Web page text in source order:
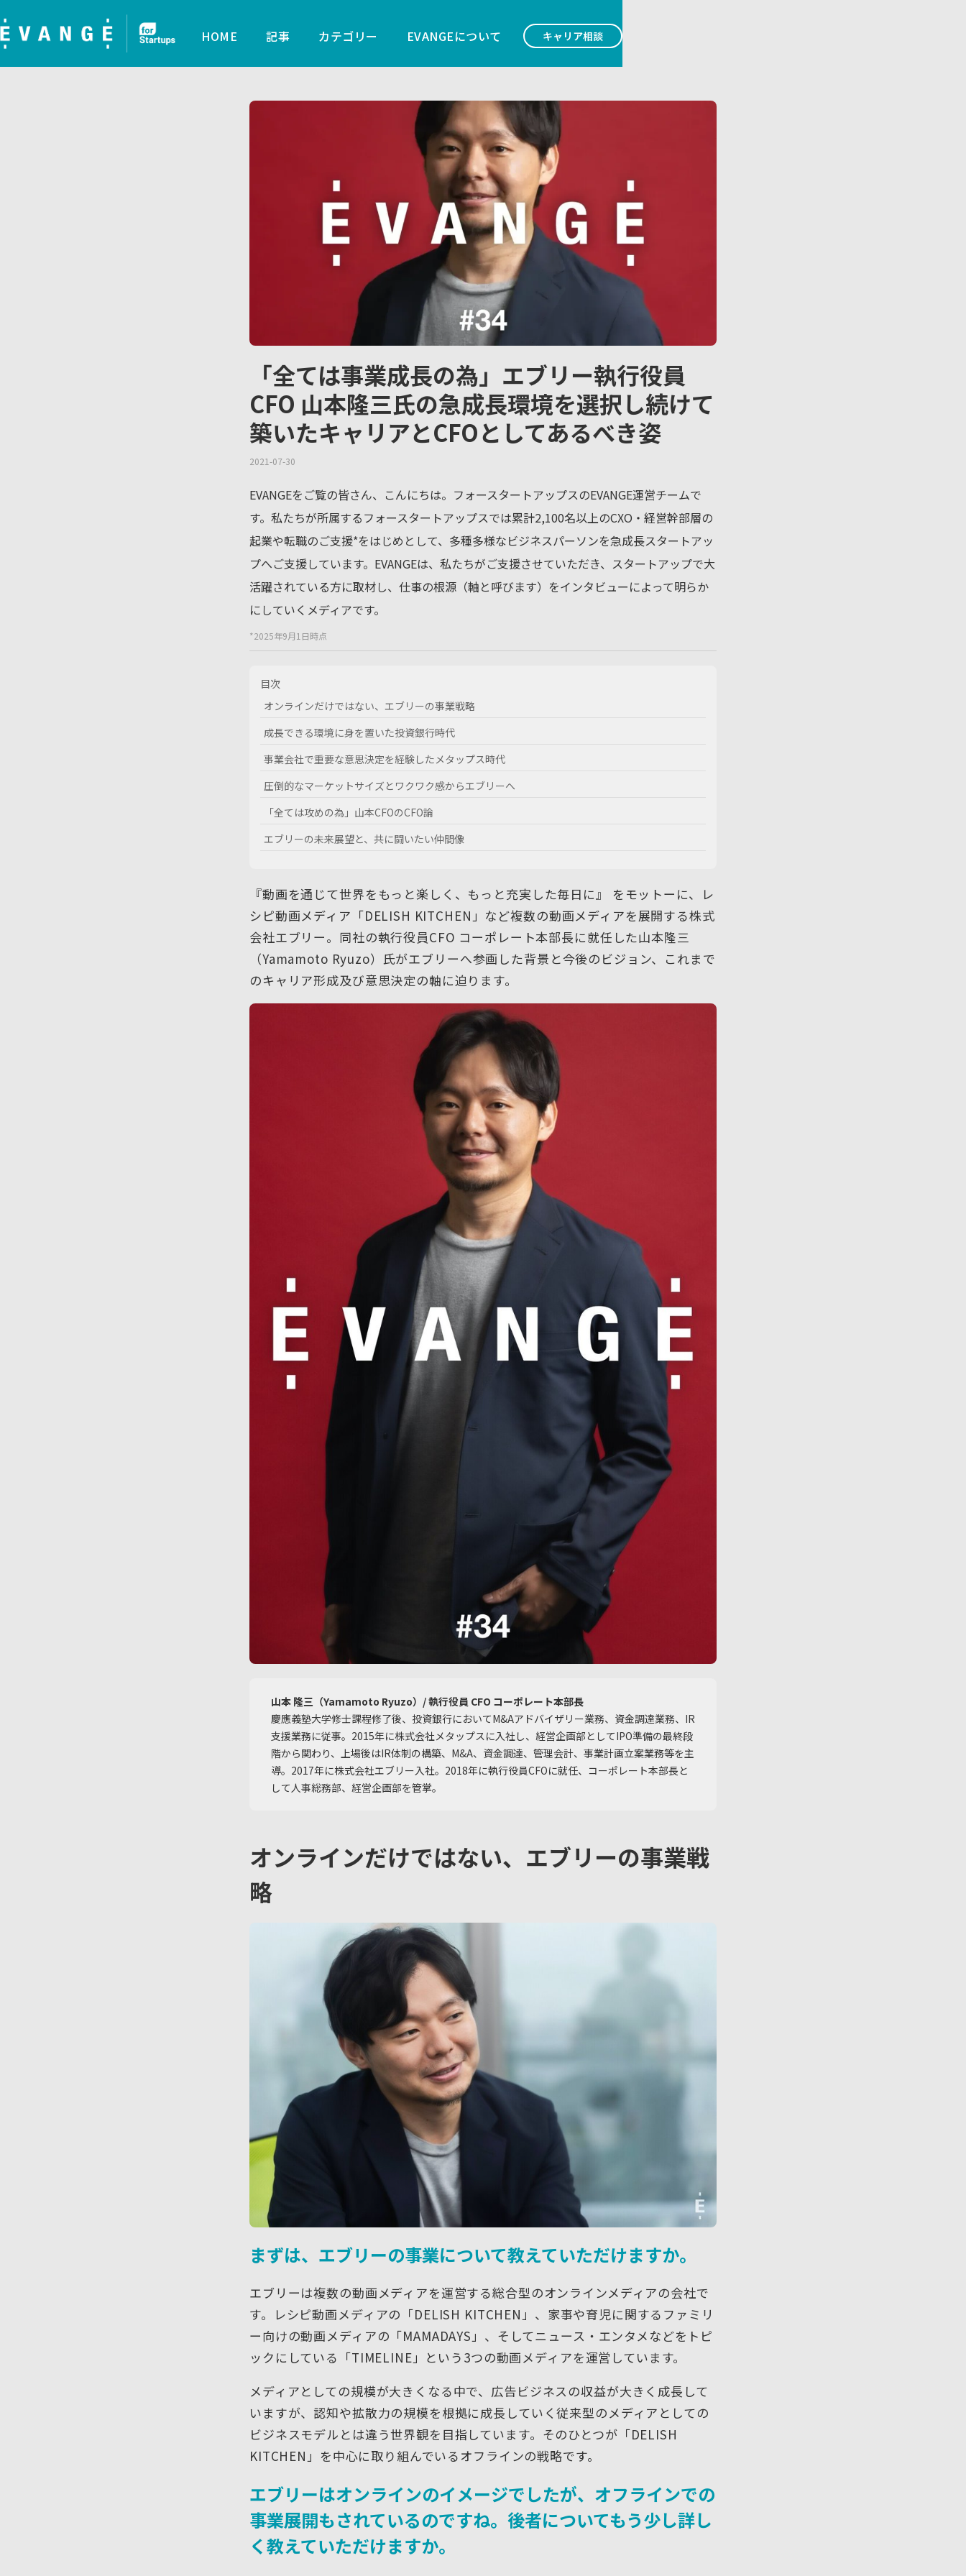
キャリア相談
HOME 記事 カテゴリー EVANGEについて
「全ては事業成長の為」エブリー執行役員
CFO 山本隆三氏の急成長環境を選択し続けて
築いたキャリアとCFOとしてあるべき姿
2021-07-30
EVANGEをご覧の皆さん、こんにちは。フォースタートアップスのEVANGE運営チームで
す。私たちが所属するフォースタートアップスでは累計2,100名以上のCXO・経営幹部層の
起業や転職のご支援*をはじめとして、多種多様なビジネスパーソンを急成長スタートアッ
プへご支援しています。EVANGEは、私たちがご支援させていただき、スタートアップで大
活躍されている方に取材し、仕事の根源（軸と呼びます）をインタビューによって明らか
にしていくメディアです。
*2025年9月1日時点
目次
オンラインだけではない、エブリーの事業戦略
成長できる環境に身を置いた投資銀行時代
事業会社で重要な意思決定を経験したメタップス時代
圧倒的なマーケットサイズとワクワク感からエブリーへ
「全ては攻めの為」山本CFOのCFO論
エブリーの未来展望と、共に闘いたい仲間像
『動画を通じて世界をもっと楽しく、もっと充実した毎日に』 をモットーに、レ
シピ動画メディア「DELISH KITCHEN」など複数の動画メディアを展開する株式
会社エブリー。同社の執行役員CFO コーポレート本部長に就任した山本隆三
（Yamamoto Ryuzo）氏がエブリーへ参画した背景と今後のビジョン、これまで
のキャリア形成及び意思決定の軸に迫ります。
山本 隆三（Yamamoto Ryuzo）/ 執行役員 CFO コーポレート本部長
慶應義塾大学修士課程修了後、投資銀行においてM&Aアドバイザリー業務、資金調達業務、IR
支援業務に従事。2015年に株式会社メタップスに入社し、経営企画部としてIPO準備の最終段
階から関わり、上場後はIR体制の構築、M&A、資金調達、管理会計、事業計画立案業務等を主
導。2017年に株式会社エブリー入社。2018年に執行役員CFOに就任、コーポレート本部長と
して人事総務部、経営企画部を管掌。
オンラインだけではない、エブリーの事業戦
略
まずは、エブリーの事業について教えていただけますか。
エブリーは複数の動画メディアを運営する総合型のオンラインメディアの会社で
す。レシピ動画メディアの「DELISH KITCHEN」、家事や育児に関するファミリ
ー向けの動画メディアの「MAMADAYS」、そしてニュース・エンタメなどをトピ
ックにしている「TIMELINE」という3つの動画メディアを運営しています。
メディアとしての規模が大きくなる中で、広告ビジネスの収益が大きく成長して
いますが、認知や拡散力の規模を根拠に成長していく従来型のメディアとしての
ビジネスモデルとは違う世界観を目指しています。そのひとつが「DELISH
KITCHEN」を中心に取り組んでいるオフラインの戦略です。
エブリーはオンラインのイメージでしたが、オフラインでの
事業展開もされているのですね。後者についてもう少し詳し
く教えていただけますか。